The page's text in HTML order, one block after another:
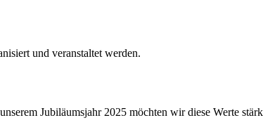
und veranstaltet werden.
Jubiläumsjahr 2025 möchten wir diese Werte